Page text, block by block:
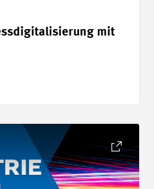
mit
- Next Industries